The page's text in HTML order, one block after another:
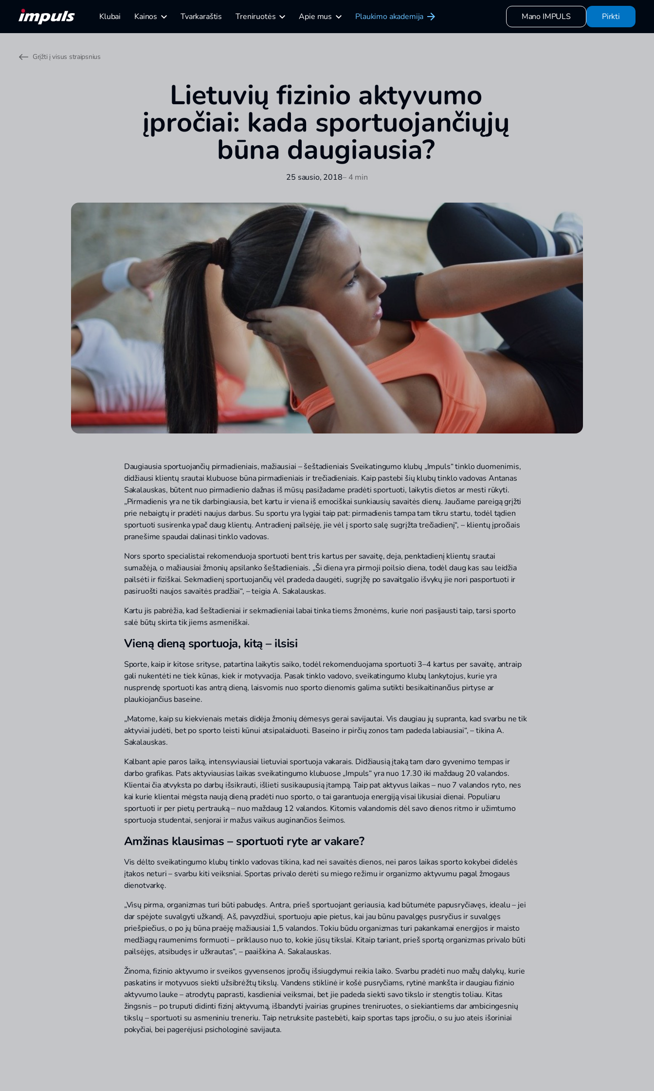
Klubai Kainos Tvarkaraštis Treniruotės Apie mus Plaukimo akademija Mano IMPULS Pirkti
Grįžti į visus straipsnius
Lietuvių fizinio aktyvumo
įpročiai: kada sportuojančiųjų
būna daugiausia?
25 sausio, 2018– 4 min
Daugiausia sportuojančių pirmadieniais, mažiausiai – šeštadieniais Sveikatingumo klubų „Impuls“ tinklo duomenimis,
didžiausi klientų srautai klubuose būna pirmadieniais ir trečiadieniais. Kaip pastebi šių klubų tinklo vadovas Antanas
Sakalauskas, būtent nuo pirmadienio dažnas iš mūsų pasižadame pradėti sportuoti, laikytis dietos ar mesti rūkyti.
„Pirmadienis yra ne tik darbingiausia, bet kartu ir viena iš emociškai sunkiausių savaitės dienų. Jaučiame pareigą grįžti
prie nebaigtų ir pradėti naujus darbus. Su sportu yra lygiai taip pat: pirmadienis tampa tam tikru startu, todėl tądien
sportuoti susirenka ypač daug klientų. Antradienį pailsėję, jie vėl į sporto salę sugrįžta trečiadienį“, – klientų įpročiais
pranešime spaudai dalinasi tinklo vadovas.
Nors sporto specialistai rekomenduoja sportuoti bent tris kartus per savaitę, deja, penktadienį klientų srautai
sumažėja, o mažiausiai žmonių apsilanko šeštadieniais. „Ši diena yra pirmoji poilsio diena, todėl daug kas sau leidžia
pailsėti ir fiziškai. Sekmadienį sportuojančių vėl pradeda daugėti, sugrįžę po savaitgalio išvykų jie nori pasportuoti ir
pasiruošti naujos savaitės pradžiai“, – teigia A. Sakalauskas.
Kartu jis pabrėžia, kad šeštadieniai ir sekmadieniai labai tinka tiems žmonėms, kurie nori pasijausti taip, tarsi sporto
salė būtų skirta tik jiems asmeniškai.
Vieną dieną sportuoja, kitą – ilsisi
Sporte, kaip ir kitose srityse, patartina laikytis saiko, todėl rekomenduojama sportuoti 3–4 kartus per savaitę, antraip
gali nukentėti ne tiek kūnas, kiek ir motyvacija. Pasak tinklo vadovo, sveikatingumo klubų lankytojus, kurie yra
nusprendę sportuoti kas antrą dieną, laisvomis nuo sporto dienomis galima sutikti besikaitinančius pirtyse ar
plaukiojančius baseine.
„Matome, kaip su kiekvienais metais didėja žmonių dėmesys gerai savijautai. Vis daugiau jų supranta, kad svarbu ne tik
aktyviai judėti, bet po sporto leisti kūnui atsipalaiduoti. Baseino ir pirčių zonos tam padeda labiausiai“, – tikina A.
Sakalauskas.
Kalbant apie paros laiką, intensyviausiai lietuviai sportuoja vakarais. Didžiausią įtaką tam daro gyvenimo tempas ir
darbo grafikas. Pats aktyviausias laikas sveikatingumo klubuose „Impuls“ yra nuo 17.30 iki maždaug 20 valandos.
Klientai čia atvyksta po darbų išsikrauti, išlieti susikaupusią įtampą. Taip pat aktyvus laikas – nuo 7 valandos ryto, nes
kai kurie klientai mėgsta naują dieną pradėti nuo sporto, o tai garantuoja energiją visai likusiai dienai. Populiaru
sportuoti ir per pietų pertrauką – nuo maždaug 12 valandos. Kitomis valandomis dėl savo dienos ritmo ir užimtumo
sportuoja studentai, senjorai ir mažus vaikus auginančios šeimos.
Amžinas klausimas – sportuoti ryte ar vakare?
Vis dėlto sveikatingumo klubų tinklo vadovas tikina, kad nei savaitės dienos, nei paros laikas sporto kokybei didelės
įtakos neturi – svarbu kiti veiksniai. Sportas privalo derėti su miego režimu ir organizmo aktyvumu pagal žmogaus
dienotvarkę.
„Visų pirma, organizmas turi būti pabudęs. Antra, prieš sportuojant geriausia, kad būtumėte papusryčiavęs, idealu – jei
dar spėjote suvalgyti užkandį. Aš, pavyzdžiui, sportuoju apie pietus, kai jau būnu pavalgęs pusryčius ir suvalgęs
priešpiečius, o po jų būna praėję mažiausiai 1,5 valandos. Tokiu būdu organizmas turi pakankamai energijos ir maisto
medžiagų raumenims formuoti – priklauso nuo to, kokie jūsų tikslai. Kitaip tariant, prieš sportą organizmas privalo būti
pailsėjęs, atsibudęs ir užkrautas“, – paaiškina A. Sakalauskas.
Žinoma, fizinio aktyvumo ir sveikos gyvensenos įpročių išsiugdymui reikia laiko. Svarbu pradėti nuo mažų dalykų, kurie
paskatins ir motyvuos siekti užsibrėžtų tikslų. Vandens stiklinė ir košė pusryčiams, rytinė mankšta ir daugiau fizinio
aktyvumo lauke – atrodytų paprasti, kasdieniai veiksmai, bet jie padeda siekti savo tikslo ir stengtis toliau. Kitas
žingsnis – po truputi didinti fizinį aktyvumą, išbandyti įvairias grupines treniruotes, o siekiantiems dar ambicingesnių
tikslų – sportuoti su asmeniniu treneriu. Taip netruksite pastebėti, kaip sportas taps įpročiu, o su juo ateis išoriniai
pokyčiai, bei pagerėjusi psichologinė savijauta.